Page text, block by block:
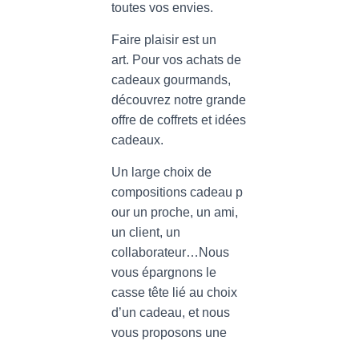
toutes vos envies.
Faire plaisir est un
art. Pour vos achats de
cadeaux gourmands,
découvrez notre grande
offre de coffrets et idées
cadeaux.
Un large choix de
compositions cadeau p
our un proche, un ami,
un client, un
collaborateur…Nous
vous épargnons le
casse tête lié au choix
d’un cadeau, et nous
vous proposons une